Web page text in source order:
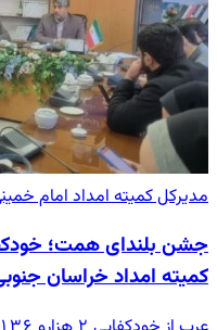
مدیرکل کمیته امداد امام
کمیته امداد خراسان